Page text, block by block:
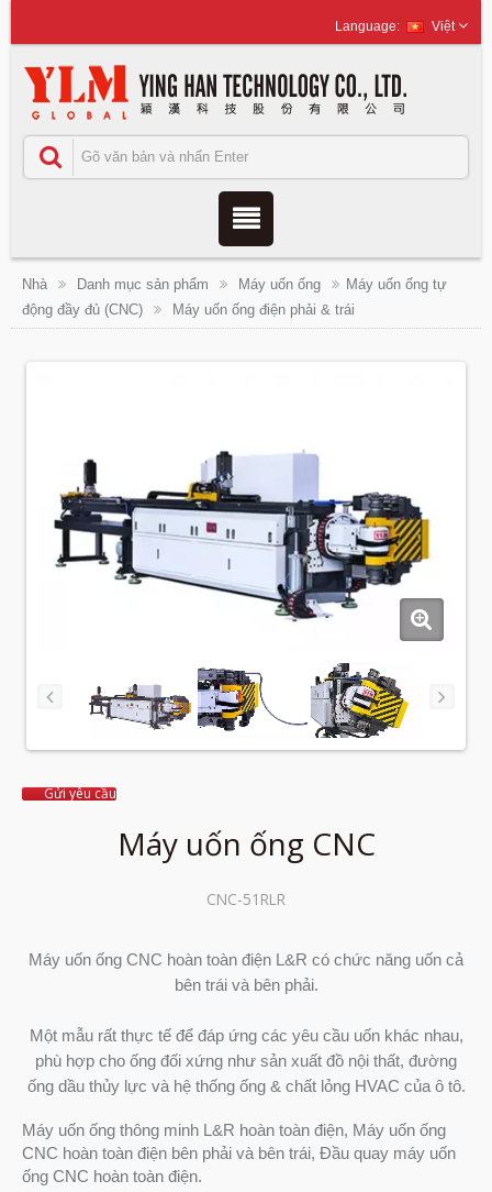
Việt
Nhà Danh mục sản phẩm Máy uốn ống
Máy uốn ống tự
động đầy đủ (CNC)
Máy uốn ống điện phải & trái
Gửi yêu cầu
Máy uốn ống CNC
CNC-51RLR
Máy uốn ống CNC hoàn toàn điện L&R có chức năng uốn cả
bên trái và bên phải.
Một mẫu rất thực tế để đáp ứng các yêu cầu uốn khác nhau,
phù hợp cho ống đối xứng như sản xuất đồ nội thất, đường
ống dầu thủy lực và hệ thống ống & chất lỏng HVAC của ô tô.
Máy uốn ống thông minh L&R hoàn toàn điện, Máy uốn ống
CNC hoàn toàn điện bên phải và bên trái, Đầu quay máy uốn
ống CNC hoàn toàn điện.